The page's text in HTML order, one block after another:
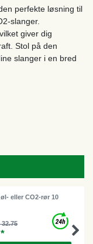
perfekte løsning til
slanger.
giver dig
Stol på den
slanger i en bred
eller CO2-rør 10